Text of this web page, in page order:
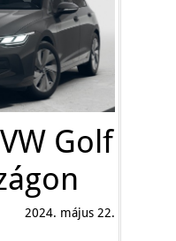
Golf
2024. május 22.